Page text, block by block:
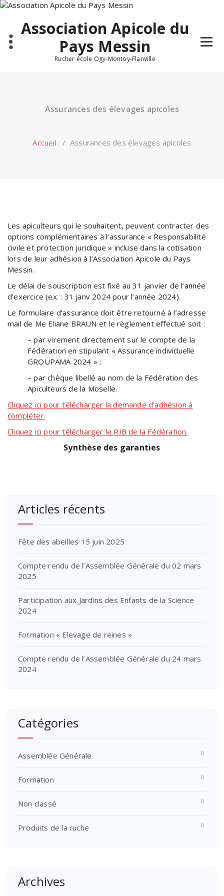
Skip
contentAssociation Apicole du
Pays Messin
Rucher école Ogy-Montoy-Flanville
Assurances des élevages apicoles
Accueil /Assurances des élevages apicoles
Les apiculteurs qui le souhaitent, peuvent contracter des
options complémentaires à l’assurance « Responsabilité
civile et protection juridique » incluse dans la cotisation
lors de leur adhésion à l’Association Apicole du Pays
Messin.
Le délai de souscription est fixé au 31 janvier de l’année
d’exercice (ex. : 31 janv 2024 pour l’année 2024).
Le formulaire d’assurance doit être retourné à l’adresse
mail de Me Eliane BRAUN et le règlement effectué soit :
– par virement directement sur le compte de la
Fédération en stipulant « Assurance individuelle
GROUPAMA 2024 » ;
– par chèque libellé au nom de la Fédération des
Apiculteurs de la Moselle.
Cliquez ici pour télécharger la demande d’adhésion à
compléter.
Cliquez ici pour télécharger le RIB de la Fédération.
Synthèse des garanties
Articles récents
Fête des abeilles 15 juin 2025
Compte rendu de l’Assemblée Générale du 02 mars
2025
Participation aux Jardins des Enfants de la Science
2024
Formation « Elevage de reines »
Compte rendu de l’Assemblée Générale du 24 mars
2024
Catégories
Assemblée Générale
Formation
Non classé
Produits de la ruche
Archives